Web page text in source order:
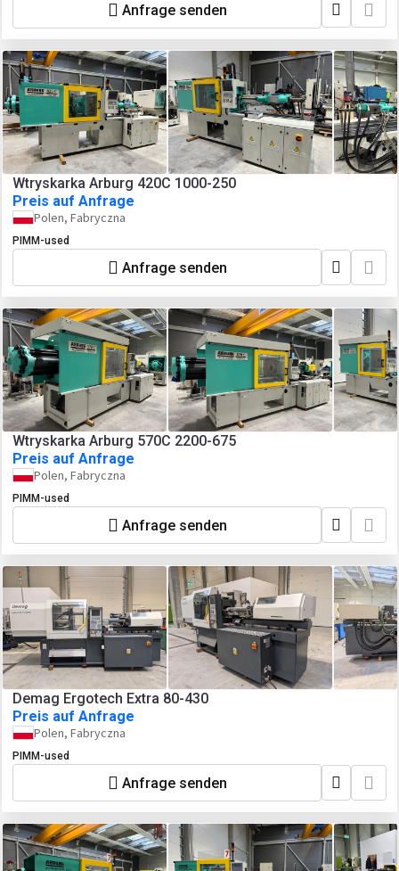
Anfrage senden
Wtryskarka Arburg 420C 1000-250
Preis auf Anfrage
Polen, Fabryczna
PIMM-used
Anfrage senden
Wtryskarka Arburg 570C 2200-675
Preis auf Anfrage
Polen, Fabryczna
PIMM-used
Anfrage senden
Demag Ergotech Extra 80-430
Preis auf Anfrage
Polen, Fabryczna
PIMM-used
Anfrage senden